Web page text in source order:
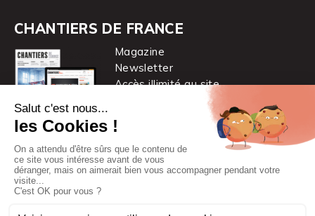
CHANTIERS DE FRANCE
Magazine
Newsletter
Accès illimité au site
Chantiers de France est une marque